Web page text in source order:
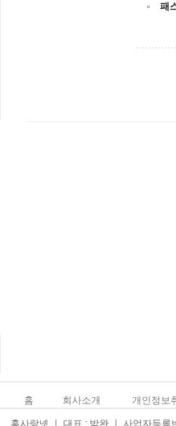
패
홈 회사소개 개인정보
홈사랑넷 ㅣ 대표 : 박완 ㅣ 사업자등